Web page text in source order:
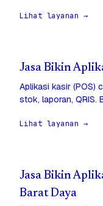
Lihat layanan →
Jasa Bikin
Aplikasi kasir (POS)
stok, laporan, QRIS.
Lihat layanan →
Jasa Bikin
Barat Daya